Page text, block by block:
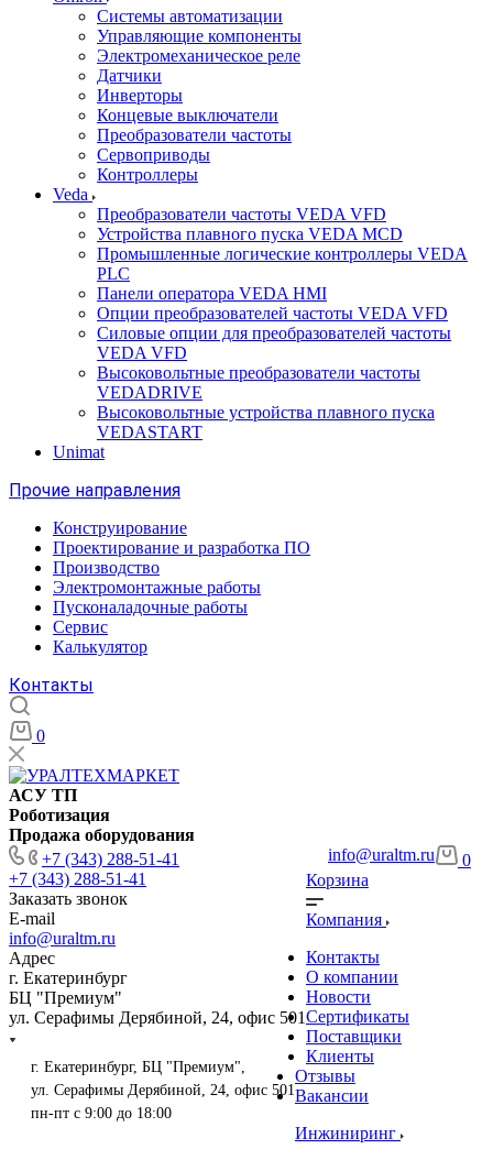
Системы автоматизации
Управляющие компоненты
Электромеханическое реле
Датчики
Инверторы
Концевые выключатели
Преобразователи частоты
Сервоприводы
Контроллеры
Veda
Преобразователи частоты VEDA VFD
Устройства плавного пуска VEDA MCD
Промышленные логические контроллеры VEDA
PLC
Панели оператора VEDA HMI
Опции преобразователей частоты VEDA VFD
Силовые опции для преобразователей частоты
VEDA VFD
Высоковольтные преобразователи частоты
VEDADRIVE
Высоковольтные устройства плавного пуска
VEDASTART
Unimat
Прочие направления
Конструирование
Проектирование и разработка ПО
Производство
Электромонтажные работы
Пусконаладочные работы
Сервис
Калькулятор
Контакты
0
АСУ ТП
Роботизация
Продажа оборудования
+7 (343) 288-51-41
+7 (343) 288-51-41
Заказать звонок
E-mail
info@uraltm.ru
Адрес
г. Екатеринбург
БЦ "Премиум"
ул. Серафимы Дерябиной, 24, офис 501
info@uraltm.ru
г. Екатеринбург, БЦ "Премиум",
ул. Серафимы Дерябиной, 24, офис 501
пн-пт с 9:00 до 18:00
0
Корзина
Компания
Контакты
О компании
Новости
Сертификаты
Поставщики
Клиенты
Отзывы
Вакансии
Инжиниринг